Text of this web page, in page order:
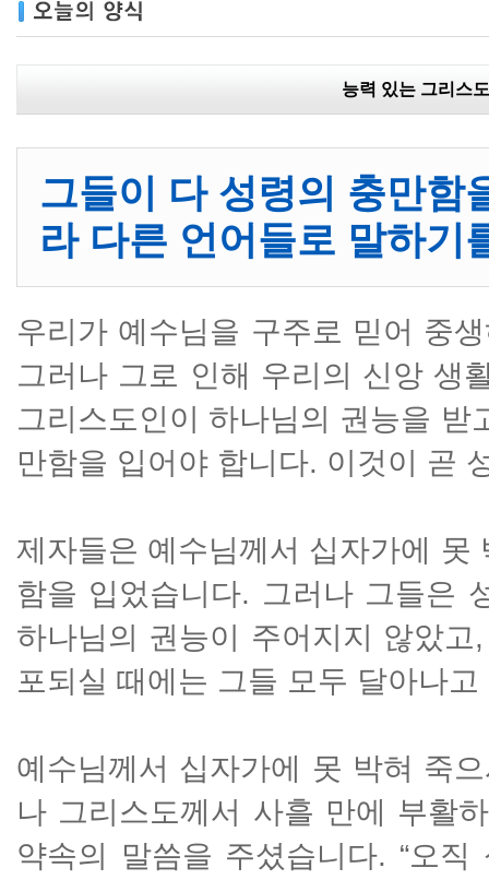
능력 있는 그리스
그들이 다 성령의 충만함
라 다른 언어들로 말하기
우리가 예수님을 구주로 믿어 중
그러나 그로 인해 우리의 신앙 생
그리스도인이 하나님의 권능을
만함을 입어야 합니다. 이것이 곧
제자들은 예수님께서 십자가에
함을 입었습니다. 그러나 그들은
하나님의 권능이 주어지지 않았
포되실 때에는 그들 모두 달아나
예수님께서 십자가에 못 박혀 죽
나 그리스도께서 사흘 만에 부활
약속의 말씀을 주셨습니다. “오